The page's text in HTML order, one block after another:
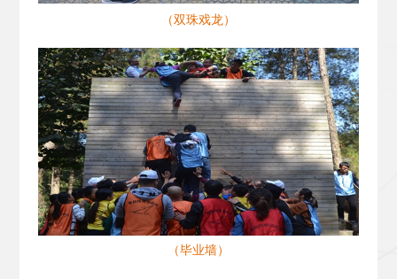
（双珠戏龙）
（毕业墙）